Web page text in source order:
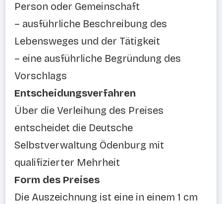
Person oder Gemeinschaft
– ausführliche Beschreibung des
Lebensweges und der Tätigkeit
– eine ausführliche Begründung des
Vorschlags
Entscheidungsverfahren
Über die Verleihung des Preises
entscheidet die Deutsche
Selbstverwaltung Ödenburg mit
qualifizierter Mehrheit
Form des Preises
Die Auszeichnung ist eine in einem 1 cm